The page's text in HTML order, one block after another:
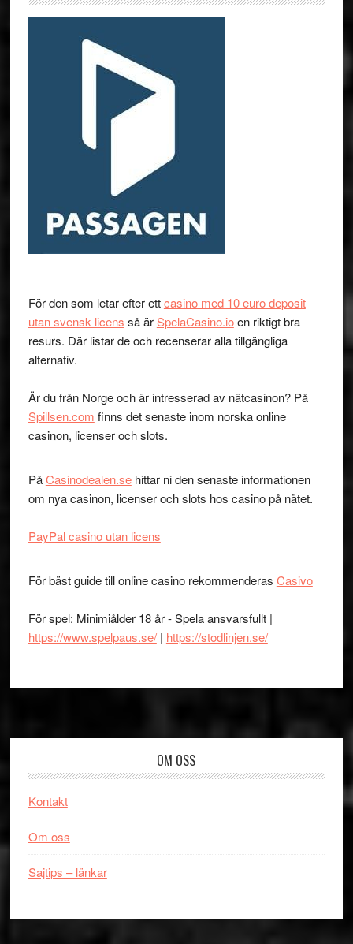
För den som letar efter ettcasino med 10 euro deposit
utan svensk licens så ärSpelaCasino.ioen riktigt bra
resurs. Där listar de och recenserar alla tillgängliga
alternativ.
Är du från Norge och är intresserad av nätcasinon? På
Spillsen.com finns det senaste inom norska online
casinon, licenser och slots.
PåCasinodealen.sehittar ni den senaste informationen
om nya casinon, licenser och slots hos casino på nätet.
PayPal casino utan licens
För bäst guide till online casino rekommenderas Casivo
För spel: Minimiålder 18 år - Spela ansvarsfullt |
https://www.spelpaus.se/| https://stodlinjen.se/
OM OSS
Kontakt
Om oss
Sajtips – länkar